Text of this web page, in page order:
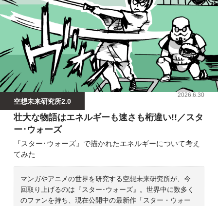
空想未来研究所2.0
2026.6.30
壮大な物語はエネルギーも速さも桁違い!!／スタ
ー･ウォーズ
『スター･ウォーズ』で描かれたエネルギーについて考え
てみた
マンガやアニメの世界を研究する空想未来研究所が、今
回取り上げるのは『スター･ウォーズ』。世界中に数多く
のファンを持ち、現在公開中の最新作「スター・ウォー